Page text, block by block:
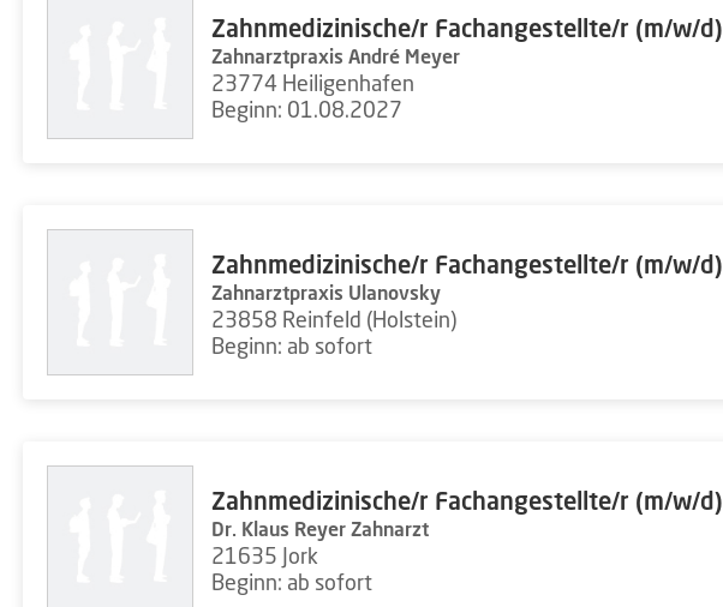
Zahnmedizinische/r Fachangestellte/r (m/w/d)
Zahnarztpraxis André Meyer
23774 Heiligenhafen
Beginn: 01.08.2027
Zahnmedizinische/r Fachangestellte/r (m/w/d)
Zahnarztpraxis Ulanovsky
23858 Reinfeld (Holstein)
Beginn: ab sofort
Zahnmedizinische/r Fachangestellte/r (m/w/d)
Dr. Klaus Reyer Zahnarzt
21635 Jork
Beginn: ab sofort